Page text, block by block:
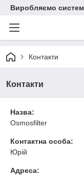
Виробляємо
Контакти
Контакти
Назва:
Osmosfilter
Контактна особа:
Юрій
Адреса: